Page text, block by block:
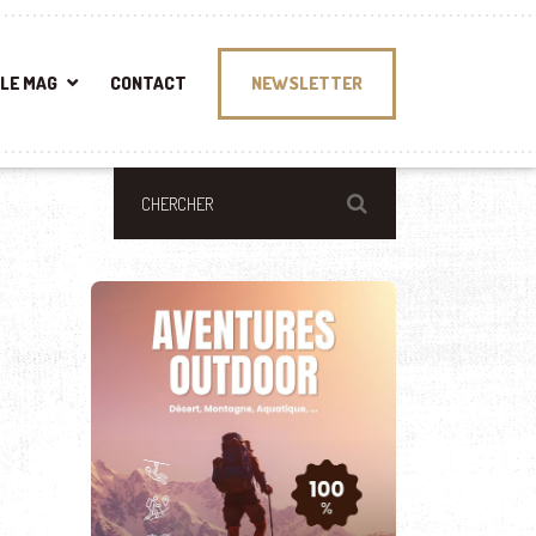
LE MAG CONTACT NEWSLETTER